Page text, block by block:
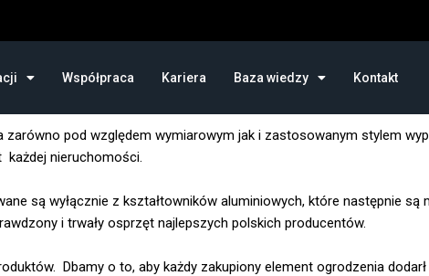
Współpraca Kariera Baza wiedzy Kontakt
pod względem wymiarowym jak i zastosowanym stylem
każdej nieruchomości.
są wyłącznie z kształtowników aluminiowych, które następnie
i trwały osprzęt najlepszych polskich producentów.
Dbamy o to, aby każdy zakupiony element ogrodzenia